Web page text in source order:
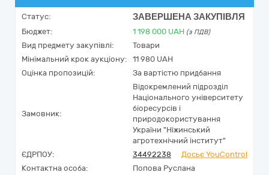
Статус: ЗАВЕРШЕНА ЗАКУПІВЛЯ
Бюджет: 1 198 000 UAH (з ПДВ)
Вид предмету закупівлі:
Товари
Мінімальний крок аукціону:
11 980 UAH
Оцінка пропозицій:
За вартістю придбання
Замовник:
Відокремлений підрозділ
Національного університету
біоресурсів і
природокористування
України "Ніжинський
агротехнічний інститут"
ЄДРПОУ:
34492238
Досьє YouControl
Контактна особа:
Попова Руслана